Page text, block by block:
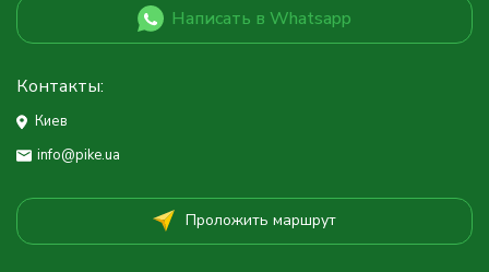
Написать в Whatsapp
Контакты:
Киев
info@pike.ua
Проложить маршрут